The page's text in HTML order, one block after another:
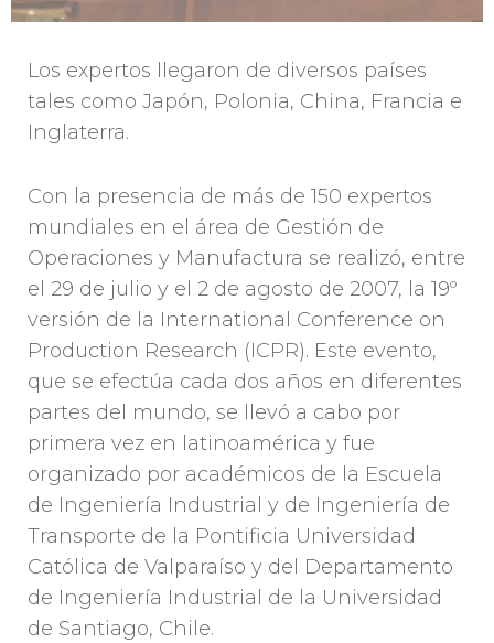
Los expertos llegaron de diversos países
tales como Japón, Polonia, China, Francia e
Inglaterra.
Con la presencia de más de 150 expertos
mundiales en el área de Gestión de
Operaciones y Manufactura se realizó, entre
el 29 de julio y el 2 de agosto de 2007, la 19º
versión de la International Conference on
Production Research (ICPR). Este evento,
que se efectúa cada dos años en diferentes
partes del mundo, se llevó a cabo por
primera vez en latinoamérica y fue
organizado por académicos de la Escuela
de Ingeniería Industrial y de Ingeniería de
Transporte de la Pontificia Universidad
Católica de Valparaíso y del Departamento
de Ingeniería Industrial de la Universidad
de Santiago, Chile.